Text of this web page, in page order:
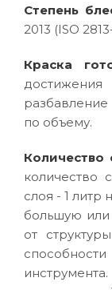
Степень
2013 (ISO
Краска
достижения
по объему.
Количество
слоя - 1 литр
большую
от